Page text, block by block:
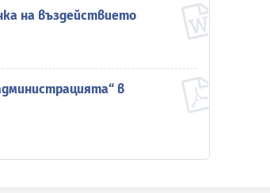
на въздействието
в